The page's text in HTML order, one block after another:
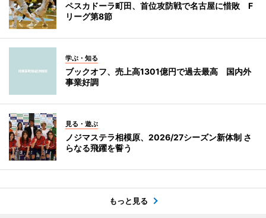
ペスカドーラ町田、首位攻防戦で名古屋に惜敗 F
リーグ第8節
学ぶ・知る
ブックオフ、売上高1301億円で過去最高 国内外
事業好調
見る・遊ぶ
ノジマステラ相模原、2026/27シーズン新体制 さ
らなる飛躍を誓う
もっと見る